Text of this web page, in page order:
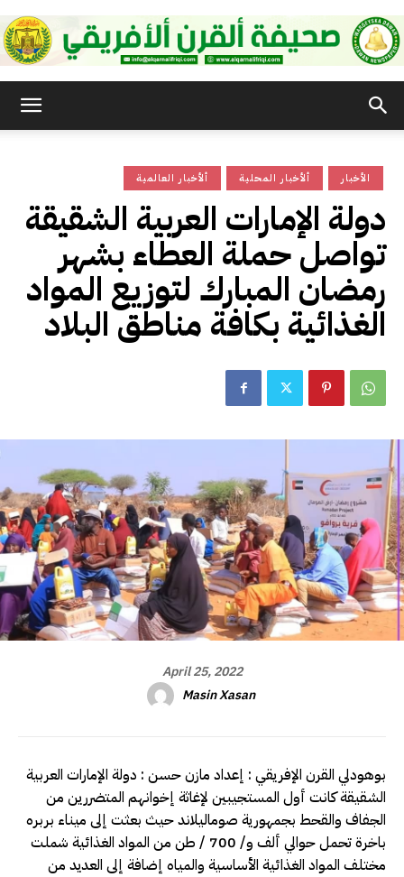
القرن
الأفريقي
ألأخبار العالمية ألأخبار المحلية الأخبار
دولة الإمارات العربية الشقيقة
تواصل حملة العطاء بشهر
رمضان المبارك لتوزيع المواد
الغذائية بكافة مناطق البلاد
April 25, 2022
Masin Xasan
بوهودلي القرن الإفريقي : إعداد مازن حسن : دولة الإمارات العربية
الشقيقة كانت أول المستجيبين لإغاثة إخوانهم المتضررين من
الجفاف والقحط بجمهورية صوماليلاند حيث بعثت إلى ميناء بربره
باخرة تحمل حوالي ألف و/ 700 / طن من المواد الغذائية شملت
مختلف المواد الغذائية الأساسية والمياه إضافة إلى العديد من